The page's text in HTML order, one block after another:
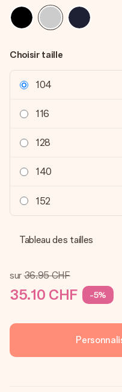
Choisir taille
104
116
128
140
152
Tableau des tailles
sur36.95 CHF
35.10 CHF -5%